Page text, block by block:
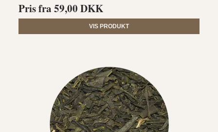
Pris fra59,00 DKK
VIS PRODUKT